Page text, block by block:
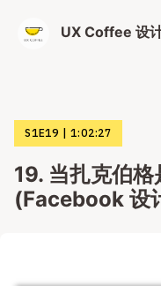
UX Coffee 设
S1E19 1:02:27
19. 当扎克伯
(Facebook 设